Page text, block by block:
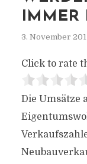
IMMER
3. November
Click to rate
Die Umsätze